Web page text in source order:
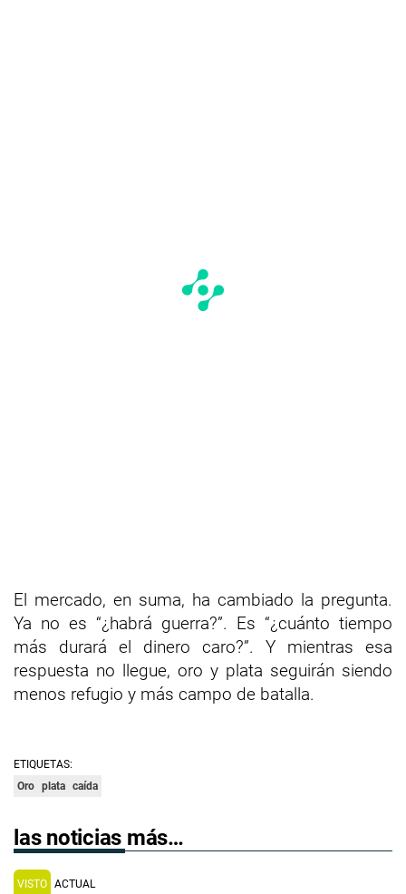
El mercado, en suma, ha cambiado la pregunta.
Ya no es “¿habrá guerra?”. Es “¿cuánto tiempo
más durará el dinero caro?”. Y mientras esa
respuesta no llegue, oro y plata seguirán siendo
menos refugio y más campo de batalla.
ETIQUETAS:
Oro plata caída
las noticias más…
VISTO ACTUAL